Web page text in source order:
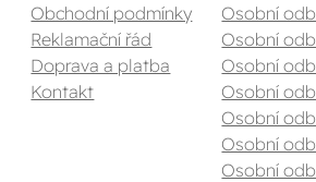
Obchodní podmínky
Reklamační řád
Doprava a platba
Kontakt
Osobní
Osobní
Osobní
Osobní
Osobní
Osobní
Osobní